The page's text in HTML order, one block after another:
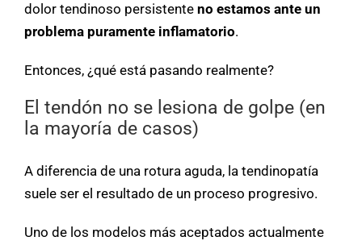
dolor tendinoso persistente no estamos ante un
problema puramente inflamatorio.
Entonces, ¿qué está pasando realmente?
El tendón no se lesiona de golpe (en
la mayoría de casos)
A diferencia de una rotura aguda, la tendinopatía
suele ser el resultado de un proceso progresivo.
Uno de los modelos más aceptados actualmente